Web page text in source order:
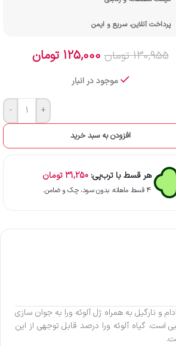
پرداخت آنلاین، سریع و ایمن
130,955 تومان 125,000 تومان
موجود در انبار
- +
افزودن به سبد خرید
هر قسط با ترب‌پی: 31,250تومان
۴ قسط ماهانه. بدون سود، چک و ضامن.
و نارگیل به همراه ژل آلوئه ورا به جوان سازی
گیاه آلوئه ورا درصد قابل توجهی از این